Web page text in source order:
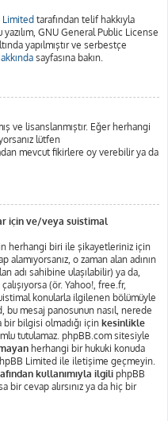
tarafından telif hakkıyla
yazılım, GNU General Public License
yapılmıştır ve serbestçe
sayfasına bakın.
ve lisanslanmıştır. Eğer herhangi
lütfen
mevcut fikirlere oy verebilir ya da
için ve/veya suistimal
herhangi biri ile şikayetleriniz için
o zaman alan adının
adı sahibine ulaşılabilir) ya da,
(ör. Yahoo!, free.fr,
konularla ilgilenen bölümüyle
mesaj panosunun nasıl, nerede
bir bilgisi olmadığı için kesinlikle
tutulamaz. phpBB.com sitesiyle
herhangi bir hukuki konuda
Limited ile iletişime geçmeyin.
kullanımıyla ilgiliphpBB
bir cevap alırsınız ya da hiç bir